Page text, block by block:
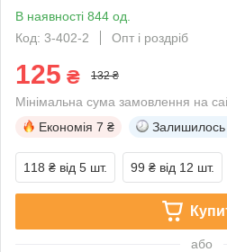
В наявності 844 од.
Код: 3-402-2
Опт і роздріб
125 ₴ 132 ₴
Мінімальна сума замовлення на
Економія 7 ₴ Залишилось
118 ₴ від 5 шт. 99 ₴ від 12 шт.
або